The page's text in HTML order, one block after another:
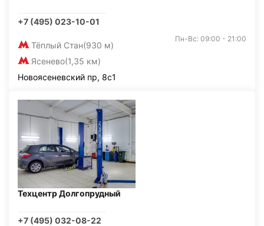
+7 (495) 023-10-01
Тёплый Стан(930 м)
Ясенево(1,35 км)
Пн-Вс: 09:00 - 21:00
Новоясеневский пр, 8с1
Техцентр Долгопрудный
+7 (495) 032-08-22